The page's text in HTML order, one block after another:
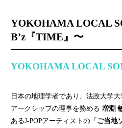
YOKOHAMA LOCAL
B’z『TIME』〜
YOKOHAMA LOCAL
日本の地理学者であり、法政大学
アークシップの理事を務める増淵
あるJ-POPアーティストの「ご当地